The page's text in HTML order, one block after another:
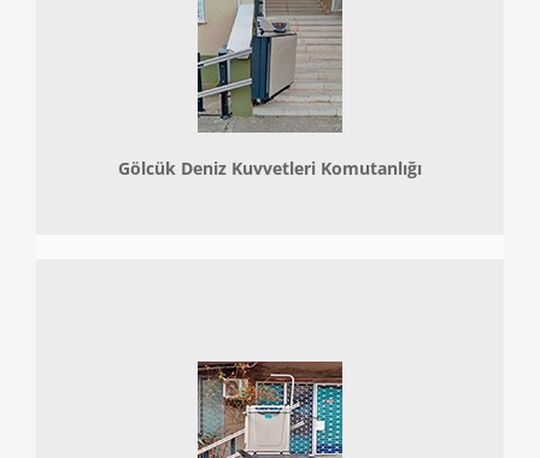
Gölcük Deniz Kuvvetleri Komutanlığı